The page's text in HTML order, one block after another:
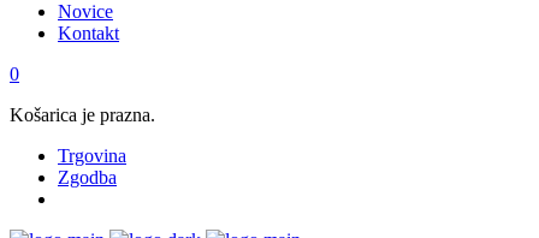
Novice
Kontakt
0
Košarica je prazna.
Trgovina
Zgodba